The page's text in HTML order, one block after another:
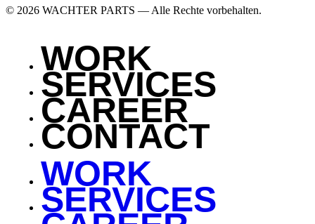
© 2026 WACHTER PARTS — Alle Rechte vorbehalten.
WORK
SERVICES
CAREER
CONTACT
WORK
SERVICES